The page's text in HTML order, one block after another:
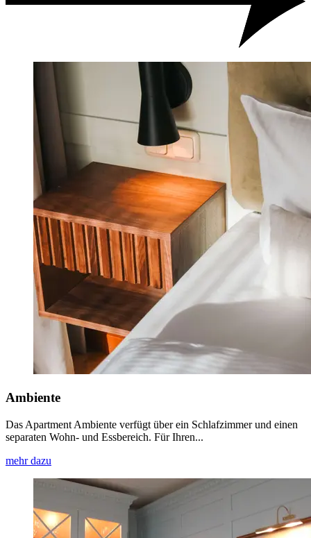
Ambiente
Das Apartment Ambiente verfügt über ein Schlafzimmer und einen
separaten Wohn- und Essbereich. Für Ihren...
mehr dazu